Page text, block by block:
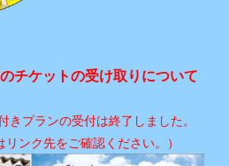
チケットの受け取りについて
きプランの受付は終了しました。
ンク先をご確認ください。）